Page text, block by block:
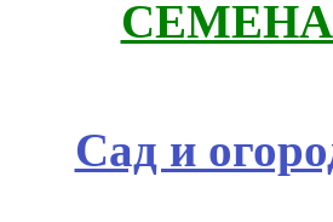
СЕМЕНА
Сад и